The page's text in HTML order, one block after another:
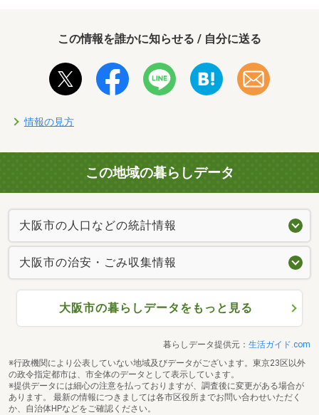
この情報を誰かに知らせる / 自分に送る
情報の見方
この地域の暮らしデータ
大阪市の人口などの統計情報
大阪市の治安・ごみ収集情報
大阪市の暮らしデータをもっと見る
暮らしデータ提供元： 生活ガイド.com
※行政機関により公表していない地域及びデータがございます。東京23区以外
の政令指定都市は、市全体のデータとして表示しています。
※提供データには細心の注意を払っておりますが、調査後に変更がある場合が
あります。 最新の情報につきましては各市区役所までお問い合わせいただく
か、自治体HPなどをご確認ください。